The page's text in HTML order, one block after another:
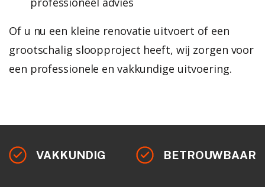
Of u nu een kleine renovatie uitvoert of een
grootschalig sloopproject heeft, wij zorgen voor
een professionele en vakkundige uitvoering.
VAKKUNDIG BETROUWBAAR